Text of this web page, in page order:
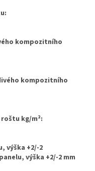
kompozitního
kompozitního
kg/m²:
výška +2/-2
výška +2/-2 mm